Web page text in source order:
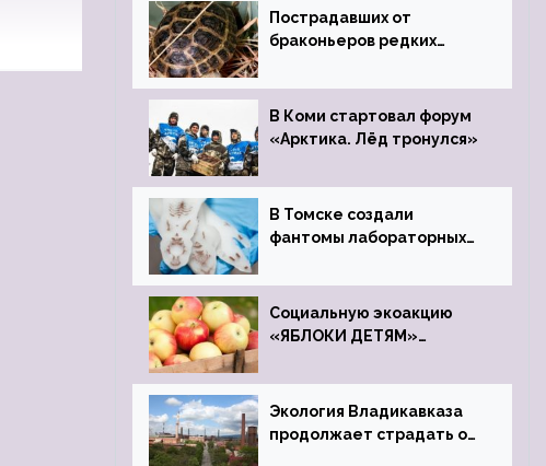
Пострадавших от
браконьеров редких
Ростовский зоопарк
В Коми стартовал форум
«Арктика. Лёд тронулся»
В Томске создали
фантомы лабораторных
Социальную экоакцию
«ЯБЛОКИ ДЕТЯМ»
Экология Владикавказа
продолжает страдать от